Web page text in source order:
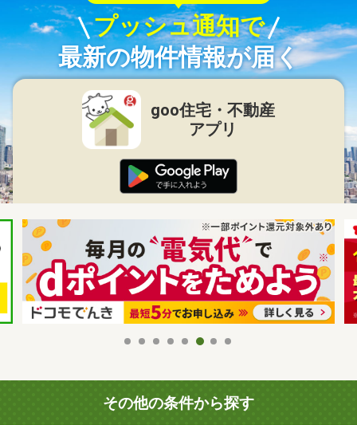
プッシュ通知で
最新の物件情報が届く
goo住宅・不動産
アプリ
その他の条件から探す